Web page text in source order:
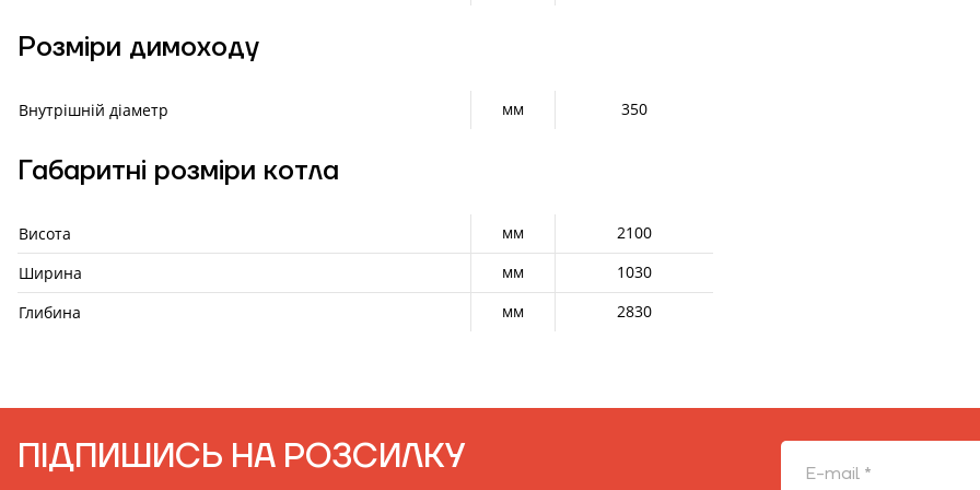
Розміри димоходу
Внутрішній діаметр мм 350
Габаритні розміри котла
Висота мм
2100
Ширина
мм
1030
Глибина
мм 2830
ПІДПИШИСЬ НА РОЗСИЛКУ